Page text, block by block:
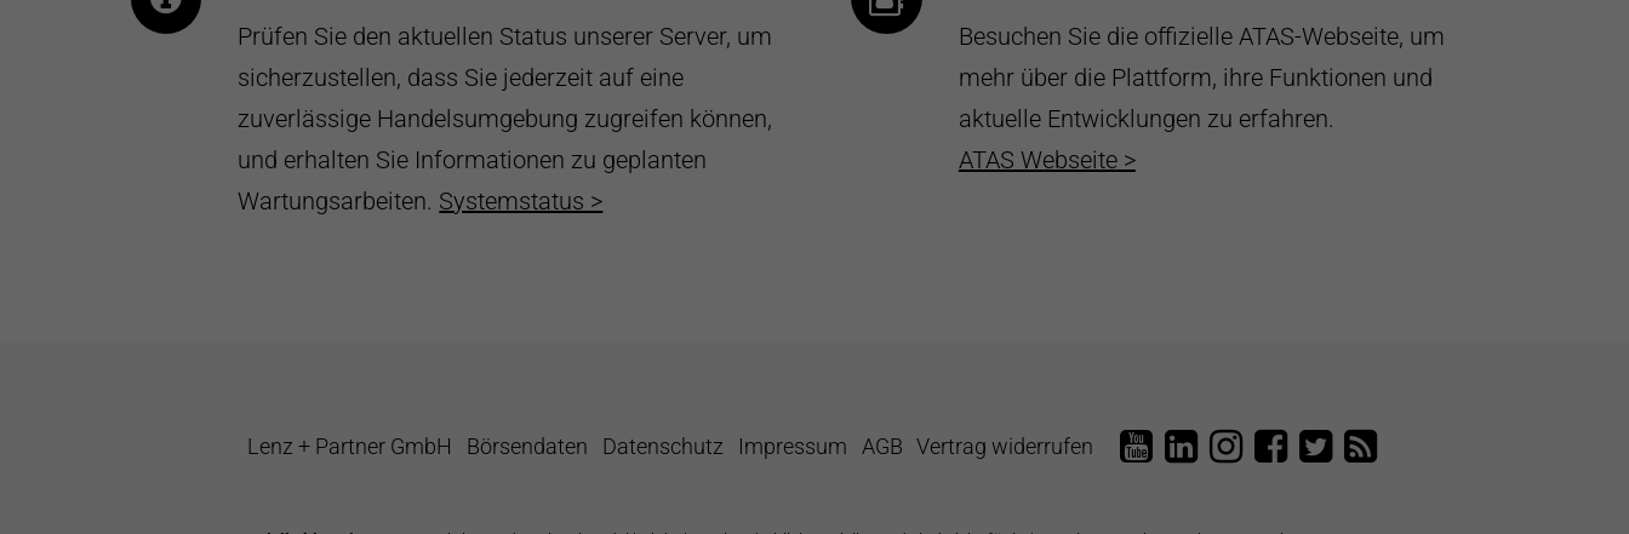
Prüfen Sie den aktuellen Status unserer Server, um
sicherzustellen, dass Sie jederzeit auf eine
zuverlässige Handelsumgebung zugreifen können,
und erhalten Sie Informationen zu geplanten
Wartungsarbeiten. Systemstatus >
Besuchen Sie die offizielle ATAS-Webseite, um
mehr über die Plattform, ihre Funktionen und
aktuelle Entwicklungen zu erfahren.
ATAS Webseite >
Lenz + Partner GmbH Börsendaten Datenschutz Impressum AGB Vertrag widerrufen
L
e
T
a
L
e
L
e